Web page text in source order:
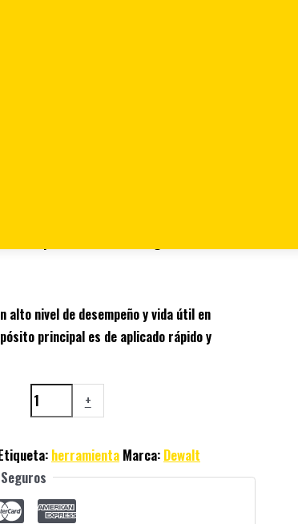
8″
nivel de desempeño y vida útil en
principal es de aplicado rápido y
+
herramienta Marca: Dewalt